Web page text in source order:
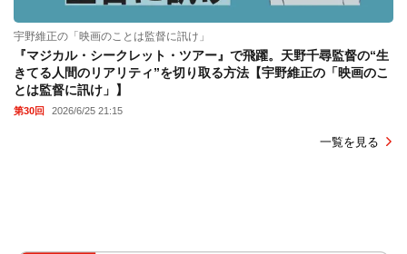
宇野維正の「映画のことは監督に訊け」
『マジカル・シークレット・ツアー』で飛躍。天野千尋監督の“生
きてる人間のリアリティ”を切り取る方法【宇野維正の「映画のこ
とは監督に訊け」】
第30回 2026/6/25 21:15
一覧を見る